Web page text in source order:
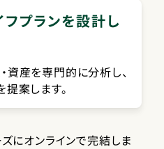
プランを設計し
産を専門的に分析し、
案します。
にオンラインで完結しま